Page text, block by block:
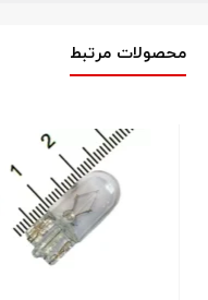
محصولات مرتبط